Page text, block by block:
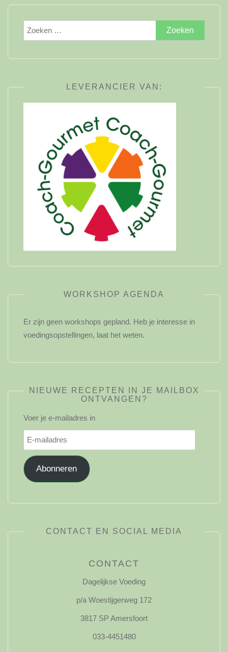
Zoeken
naar:
LEVERANCIER VAN:
WORKSHOP AGENDA
Er zijn geen workshops gepland. Heb je interesse in
voedingsopstellingen, laat het weten.
NIEUWE RECEPTEN IN JE MAILBOX
ONTVANGEN?
Voer je e-mailadres in
E-
mailadres
Abonneren
CONTACT EN SOCIAL MEDIA
CONTACT
Dagelijkse Voeding
p/a Woestijgerweg 172
3817 SP Amersfoort
033-4451480